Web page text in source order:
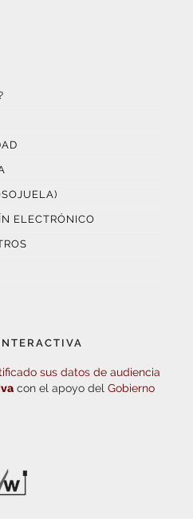
ELECTRÓNICO
sus datos de audiencia
con el apoyo del Gobierno